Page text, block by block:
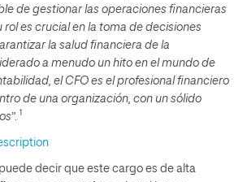
de gestionar las operaciones financieras
rol es crucial en la toma de decisiones
la salud financiera de la
a menudo un hito en el mundo de
el CFO es el profesional financiero
de una organización, con un sólido
”. 1
decir que este cargo es de alta